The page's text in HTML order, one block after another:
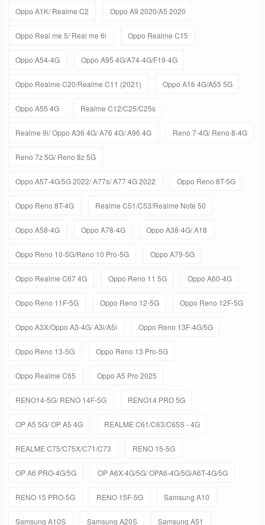
Oppo A1K/ Realme C2 Oppo A9 2020/A5 2020
Oppo Real me 5/ Real me 6i Oppo Realme C15
Oppo A54-4G Oppo A95 4G/A74-4G/F19-4G
Oppo Realme C20/Realme C11 (2021) Oppo A16 4G/A55 5G
Oppo A55 4G Realme C12/C25/C25s
Realme 9i/ Oppo A36 4G/ A76 4G/ A96 4G Reno 7-4G/ Reno 8-4G
Reno 7z 5G/ Reno 8z 5G
Oppo A57-4G/5G 2022/ A77s/ A77 4G 2022 Oppo Reno 8T-5G
Oppo Reno 8T-4G Realme C51/C53/Realme Note 50
Oppo A58-4G Oppo A78-4G Oppo A38-4G/ A18
Oppo Reno 10-5G/Reno 10 Pro-5G Oppo A79-5G
Oppo Realme C67 4G Oppo Reno 11 5G Oppo A60-4G
Oppo Reno 11F-5G Oppo Reno 12-5G Oppo Reno 12F-5G
Oppo A3X/Oppo A3-4G/ A3i/A5i Oppo Reno 13F-4G/5G
Oppo Reno 13-5G Oppo Reno 13 Pro-5G
Oppo Realme C65 Oppo A5 Pro 2025
RENO14-5G/ RENO 14F-5G RENO14 PRO 5G
OP A5 5G/ OP A5 4G REALME C61/C63/C65S - 4G
REALME C75/C75X/C71/C73 RENO 15-5G
OP A6 PRO-4G/5G OP A6X-4G/5G/ OPA6-4G/5G/A6T-4G/5G
RENO 15 PRO-5G RENO 15F-5G Samsung A10
Samsung A10S Samsung A20S Samsung A51